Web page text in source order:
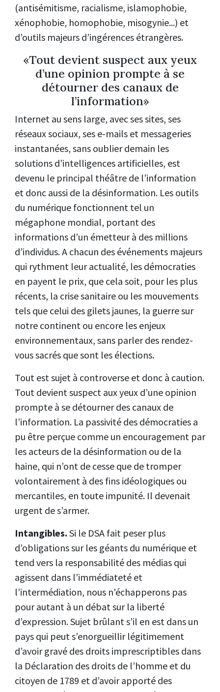
(antisémitisme, racialisme, islamophobie,
xénophobie, homophobie, misogynie...) et
d’outils majeurs d’ingérences étrangères.
«Tout devient suspect aux yeux
d’une opinion prompte à se
détourner des canaux de
l’information»
Internet au sens large, avec ses sites, ses
réseaux sociaux, ses e-mails et messageries
instantanées, sans oublier demain les
solutions d’intelligences artificielles, est
devenu le principal théâtre de l’information
et donc aussi de la désinformation. Les outils
du numérique fonctionnent tel un
mégaphone mondial, portant des
informations d’un émetteur à des millions
d’individus. A chacun des événements majeurs
qui rythment leur actualité, les démocraties
en payent le prix, que cela soit, pour les plus
récents, la crise sanitaire ou les mouvements
tels que celui des gilets jaunes, la guerre sur
notre continent ou encore les enjeux
environnementaux, sans parler des rendez-
vous sacrés que sont les élections.
Tout est sujet à controverse et donc à caution.
Tout devient suspect aux yeux d’une opinion
prompte à se détourner des canaux de
l’information. La passivité des démocraties a
pu être perçue comme un encouragement par
les acteurs de la désinformation ou de la
haine, qui n’ont de cesse que de tromper
volontairement à des fins idéologiques ou
mercantiles, en toute impunité. Il devenait
urgent de s’armer.
Intangibles. Si le DSA fait peser plus
d’obligations sur les géants du numérique et
tend vers la responsabilité des médias qui
agissent dans l’immédiateté et
l’intermédiation, nous n'échapperons pas
pour autant à un débat sur la liberté
d’expression. Sujet brûlant s’il en est dans un
pays qui peut s’enorgueillir légitimement
d’avoir gravé des droits imprescriptibles dans
la Déclaration des droits de l’homme et du
citoyen de 1789 et d’avoir apporté des